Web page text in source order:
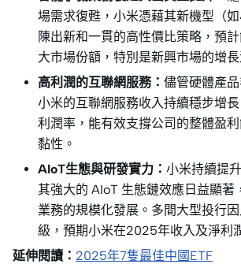
場需求復甦，小米憑藉其新機型（
陳出新和一貫的高性價比策略，預
大市場份額，特別是新興市場的增長
高利潤的互聯網服務： 儘管硬體產
小米的互聯網服務收入持續穩步增
利潤率，能有效支撐公司的整體盈
黏性。
AIoT生態與研發實力： 小米持續提
其強大的 AIoT 生態鏈效應日益顯著
業務的規模化發展。多間大型投行
級，預期小米在2025年收入及淨利
延伸閱讀： 2025年7隻最佳中國ETF